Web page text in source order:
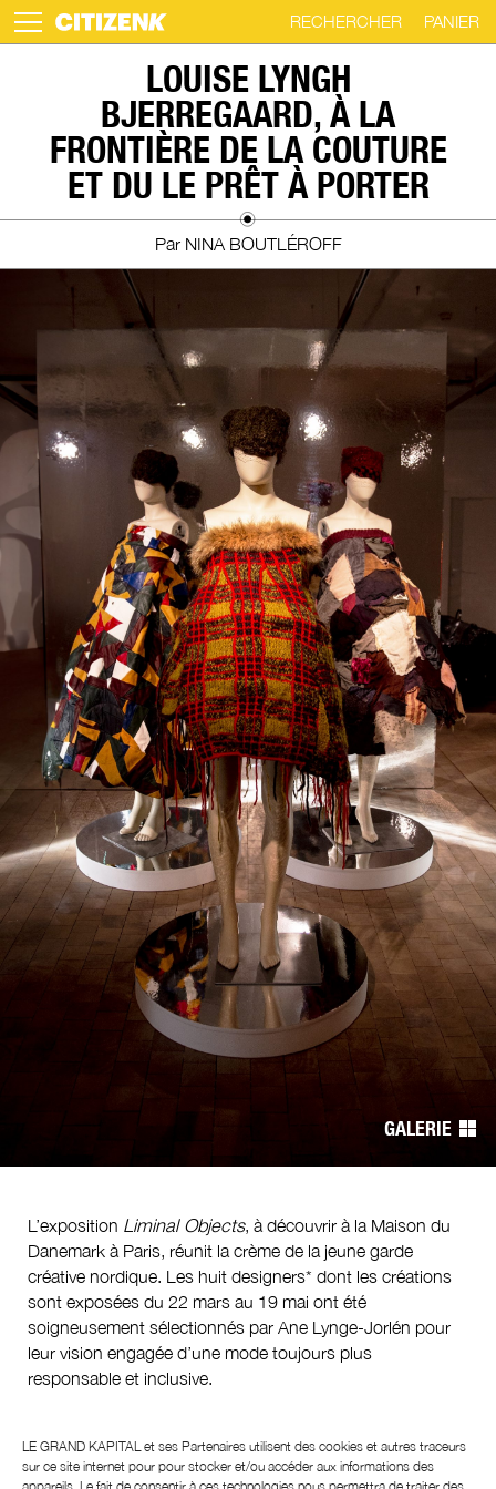
LE GRAND KAPITAL et ses Partenaires utilisent des cookies et autres traceurs
sur ce site internet pour pour stocker et/ou accéder aux informations des
RECHERCHER PANIER
LOUISE LYNGH
BJERREGAARD, À LA
FRONTIÈRE DE LA COUTURE
ET DU LE PRÊT À PORTER
Par NINA BOUTLÉROFF
GALERIE
L’exposition Liminal Objects, à découvrir à la Maison du
Danemark à Paris, réunit la crème de la jeune garde
créative nordique. Les huit designers* dont les créations
sont exposées du 22 mars au 19 mai ont été
soigneusement sélectionnés par Ane Lynge-Jorlén pour
leur vision engagée d’une mode toujours plus
responsable et inclusive.
partie de l’expositionLiminal Objects?
Navigation
de
l’article